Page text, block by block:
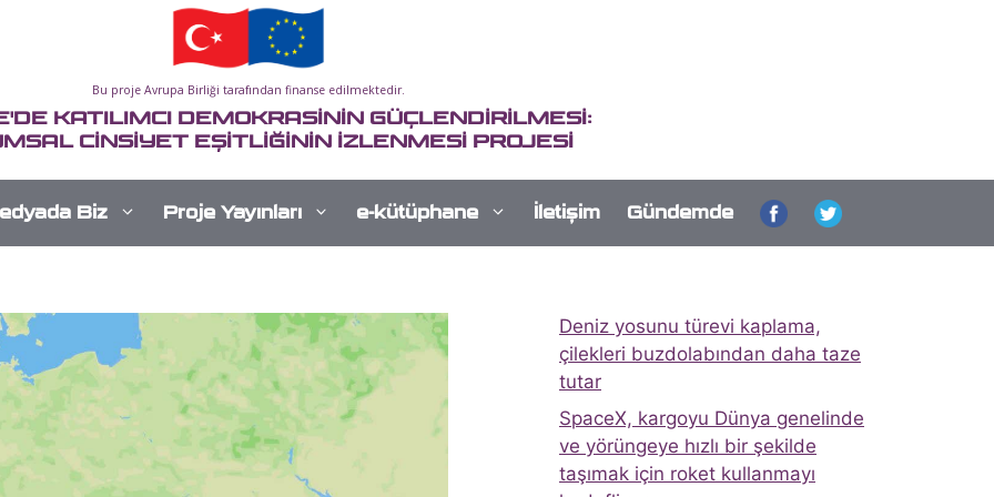
Bu proje Avrupa Birliği tarafından finanse edilmektedir.
KATILIMCI DEMOKRASİNİN GÜÇLENDİRİLMESİ:
CİNSİYET EŞİTLİĞİNİN İZLENMESİ PROJESİ
Biz Proje Yayınları e-kütüphane İletişim Gündemde
Deniz yosunu türevi kaplama,
çilekleri buzdolabından daha taze
tutar
SpaceX, kargoyu Dünya genelinde
ve yörüngeye hızlı bir şekilde
taşımak için roket kullanmayı